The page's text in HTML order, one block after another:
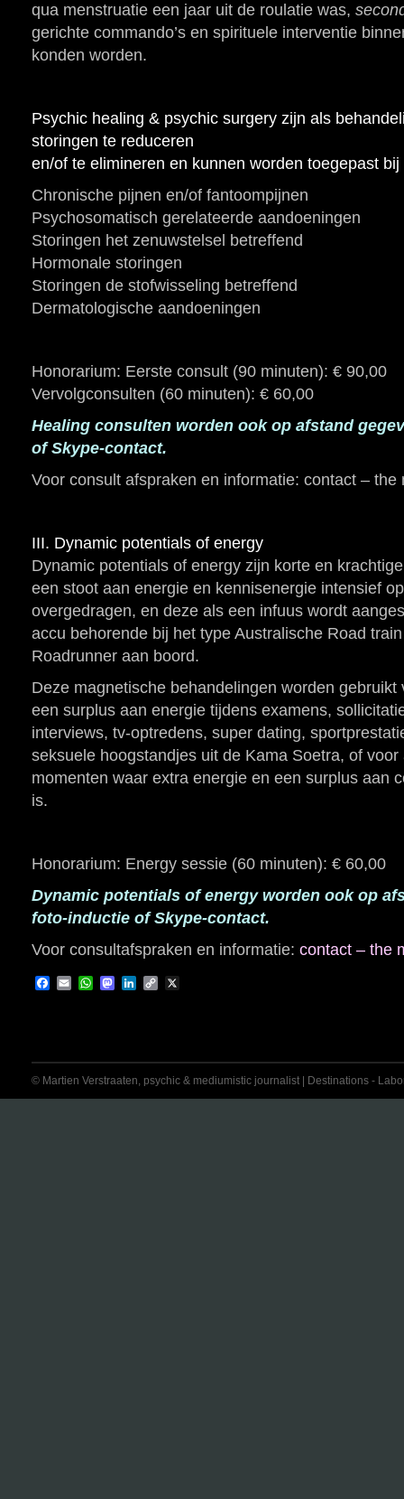
qua menstruatie een jaar uit de roulatie was,
gerichte commando’s en spirituele interventie
konden worden.
Psychic healing & psychic surgery zijn als
storingen te reduceren
en/of te elimineren en kunnen worden toegepast
Chronische pijnen en/of fantoompijnen
Psychosomatisch gerelateerde aandoeningen
Storingen het zenuwstelsel betreffend
Hormonale storingen
Storingen de stofwisseling betreffend
Dermatologische aandoeningen
Honorarium: Eerste consult (90 minuten): € 90,00
Vervolgconsulten (60 minuten): € 60,00
Healing consulten worden ook op afstand
of Skype-contact.
Voor consult afspraken en informatie: contact – the
III. Dynamic potentials of energy
Dynamic potentials of energy zijn korte en
een stoot aan energie en kennisenergie intensief
overgedragen, en deze als een infuus wordt
accu behorende bij het type Australische Road
Roadrunner aan boord.
Deze magnetische behandelingen worden
een surplus aan energie tijdens examens,
interviews, tv-optredens, super dating,
seksuele hoogstandjes uit de Kama Soetra, of
momenten waar extra energie en een surplus aan
is.
Honorarium: Energy sessie (60 minuten): € 60,00
Dynamic potentials of energy worden ook op
foto-inductie of Skype-contact.
Voor consultafspraken en informatie: contact – the
Facebook
EmailWhatsApp
Mastodon
LinkedIn
Copy
© Martien Verstraaten, psychic & mediumistic journalist | Destinations -